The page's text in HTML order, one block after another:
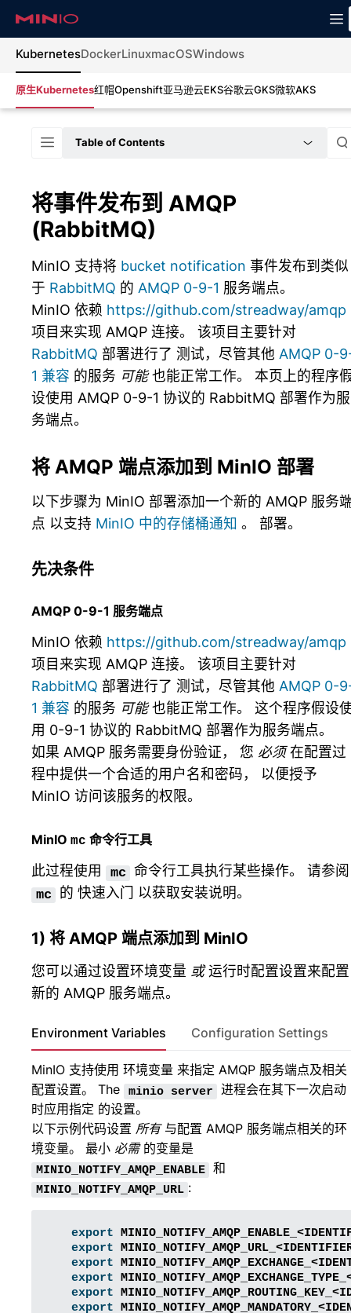
KubernetesDockerLinuxmacOSWindows
原生Kubernetes红帽Openshift亚马逊云EKS谷歌云GKS微软AKS
Table of Contents
将事件发布到 AMQP
(RabbitMQ)
MinIO 支持将 bucket notification 事件发布到类似
于 RabbitMQ 的 AMQP 0-9-1 服务端点。
MinIO 依赖 https://github.com/streadway/amqp
项目来实现 AMQP 连接。 该项目主要针对
RabbitMQ 部署进行了 测试，尽管其他 AMQP 0-
1 兼容 的服务 可能也能正常工作。 本页上的程序
设使用 AMQP 0-9-1 协议的 RabbitMQ 部署作为服
务端点。
将 AMQP 端点添加到 MinIO 部署
以下步骤为 MinIO 部署添加一个新的 AMQP 服务
点 以支持 MinIO 中的存储桶通知 。 部署。
先决条件
AMQP 0-9-1 服务端点
MinIO 依赖 https://github.com/streadway/amqp
项目来实现 AMQP 连接。 该项目主要针对
RabbitMQ 部署进行了 测试，尽管其他 AMQP 0-
1 兼容 的服务 可能也能正常工作。 这个程序假设
用 0-9-1 协议的 RabbitMQ 部署作为服务端点。
如果 AMQP 服务需要身份验证， 您 必须在配置过
程中提供一个合适的用户名和密码， 以便授予
MinIO 访问该服务的权限。
MinIO mc 命令行工具
此过程使用 mc 命令行工具执行某些操作。 请参阅
mc 的快速入门 以获取安装说明。
1) 将 AMQP 端点添加到 MinIO
您可以通过设置环境变量 或运行时配置设置来配置
新的 AMQP 服务端点。
Environment Variables
MinIO 支持使用 环境变量 来指定 AMQP 服务端点及相关
配置设置。 The
minio server
进程会在其下一次启动
时应用指定 的设置。
以下示例代码设置 所有与配置 AMQP 服务端点相关的环
境变量。 最小 必需的变量是
MINIO_NOTIFY_AMQP_ENABLE 和
MINIO_NOTIFY_AMQP_URL :
export
export
export
export
export
export
Configuration Settings